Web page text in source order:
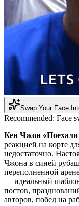
Swap Your Face
Recommended: Face
Кен Чжон
реакцией на корте
недостаточно.
Чжона в синей
переполненной
— идеальный
постов,
авторов, побед на